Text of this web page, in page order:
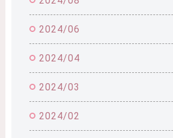
2024/06
2024/04
2024/03
2024/02